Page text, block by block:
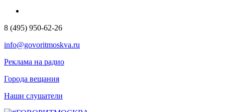
8 (495) 950-62-26
info@govoritmoskva.ru
Реклама на радио
Города вещания
Наши слушатели